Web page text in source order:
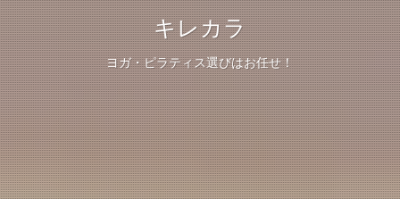
キレカラ
ヨガ・ピラティス選びはお任せ！